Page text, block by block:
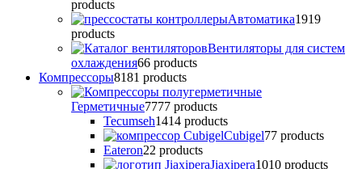
products
Автоматика1919
products
Вентиляторы для систем
охлаждения66 products
Компрессоры8181 products
Герметичные7777 products
Tecumseh1414 products
Cubigel77 products
Eateron22 products
Jiaxipera1010 products